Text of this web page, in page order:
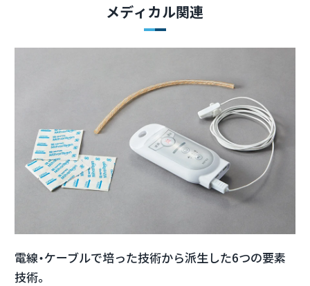
メディカル関連
電線・ケーブルで培った技術から派生した6つの要素
技術。
Close